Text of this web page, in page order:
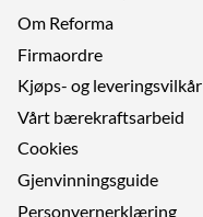
Om Reforma
Firmaordre
Kjøps- og leveringsvilkår
Vårt bærekraftsarbeid
Cookies
Gjenvinningsguide
Personvernerklæring